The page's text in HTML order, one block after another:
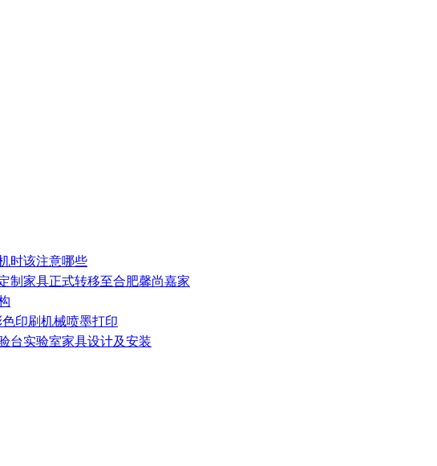
时该注意哪些
制家具正式转移至合肥馨尚嘉家
色印刷机械喷墨打印
台实验室家具设计及安装